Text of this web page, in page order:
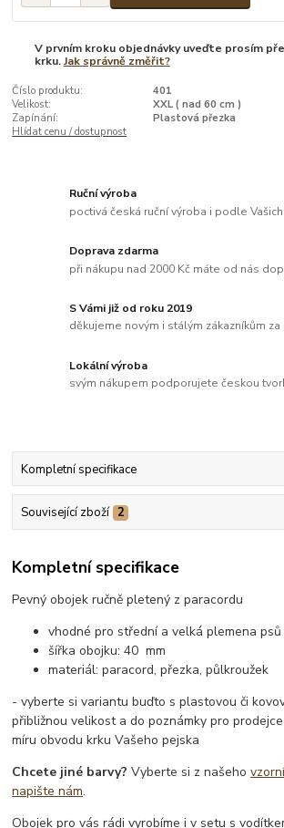
V prvním kroku objednávky uveďte prosím
krku.Jak správně změřit?
Číslo produktu:
401
Velikost:
XXL ( nad 60 cm )
Zapínání:
Plastová přezka
Hlídat cenu / dostupnost
Ruční výroba
poctivá česká ruční výroba i podle
Doprava zdarma
při nákupu nad 2000 Kč máte od nás
S Vámi již od roku 2019
děkujeme novým i stálým zákazníkům za
Lokální výroba
svým nákupem podporujete českou
Kompletní specifikace
Související zboží 2
Kompletní specifikace
Pevný obojek ručně pletený z paracordu
vhodné pro střední a velká plemena psů
šířka obojku: 40 mm
materiál: paracord, přezka, půlkroužek
- vyberte si variantu buďto s plastovou či
přibližnou velikost a do poznámky pro
míru obvodu krku Vašeho pejska
Chcete jiné barvy? Vyberte si z našeho
napište nám.
Obojek pro vás rádi vyrobíme i v setu s